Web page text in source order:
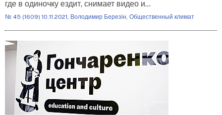
где в одиночку ездит, снимает видео и…
№ 45 (1609) 10.11.2021, Володимир Березін, Общественный климат